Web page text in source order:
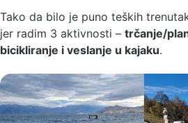
Tako da bilo je puno teških
jer radim 3 aktivnosti – trčanje/
bicikliranje i veslanje u kajaku.